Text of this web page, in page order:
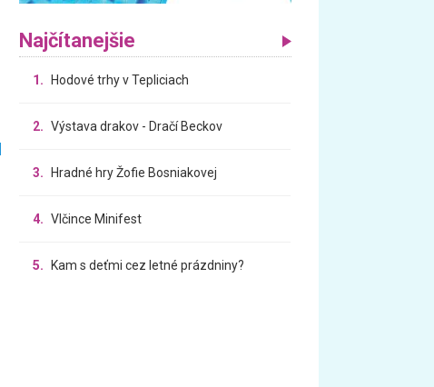
Najčítanejšie
1. Hodové trhy v Tepliciach
2. Výstava drakov - Dračí Beckov
3. Hradné hry Žofie Bosniakovej
4. Vlčince Minifest
5. Kam s deťmi cez letné prázdniny?